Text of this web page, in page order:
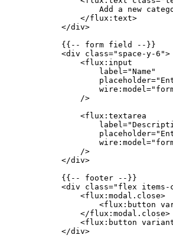
                    Add
a new
                </
flux : text>
            </
div>
            {{
-- form field -- }}
            <
div class="space-y-6">
                <
flux : input
                    label
="Name"
                    placeholder
=
                    wire
: model=
                />
                <
flux : textarea
                    label
=
                    placeholder
=
                    wire
: model=
                />
            </
div>
            {{
-- footer -- }}
            <
div class="flex items-
                <
flux : modal . close>
                    <
flux : button
                </
flux : modal . close>
                <
flux : button
            </
div>